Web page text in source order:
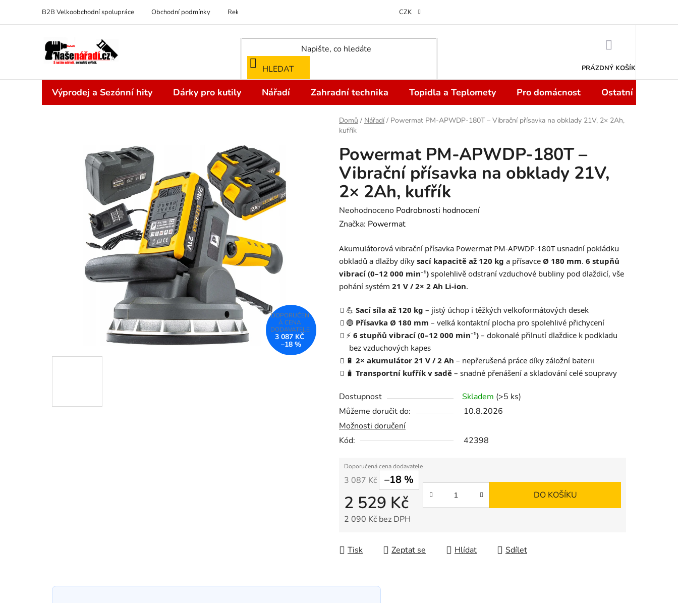
obsah
B2B Velkoobchodní spolupráce Obchodní podmínky Reklamace Odstoupení od kupní smlouvy do 14 dní
CZK
HLEDAT PRÁZDNÝ KOŠÍK
Výprodej a Sezónní hity Dárky pro kutily Nářadí Zahradní technika Topidla a Teplomety Pro domácnost Ostatní
Domů / Nářadí / Powermat PM-APWDP-180T – Vibrační přísavka na obklady 21V, 2× 2Ah,
kufřík
Powermat PM-APWDP-180T –
Vibrační přísavka na obklady 21V,
2× 2Ah, kufřík
Průměrné
hodnocení
je
0,0
z
5
hvězdiček.
Neohodnoceno Podrobnosti hodnocení
Značka: Powermat
Akumulátorová vibrační přísavka Powermat PM-APWDP-180T usnadní pokládku
obkladů a dlažby díky sací kapacitě až 120 kg a přísavce Ø 180 mm. 6 stupňů
vibrací (0–12 000 min⁻¹) spolehlivě odstraní vzduchové bubliny pod dlaždicí, vše
pohání systém 21 V / 2× 2 Ah Li-ion.
💪 Sací síla až 120 kg – jistý úchop i těžkých velkoformátových desek
🔵 Přísavka Ø 180 mm – velká kontaktní plocha pro spolehlivé přichycení
⚡ 6 stupňů vibrací (0–12 000 min⁻¹) – dokonalé přilnutí dlaždice k podkladu
bez vzduchových kapes
🔋 2× akumulátor 21 V / 2 Ah – nepřerušená práce díky záložní baterii
🧳 Transportní kufřík v sadě – snadné přenášení a skladování celé soupravy
Dostupnost Skladem (>5 ks)
Můžeme doručit do:
10.8.2026
Možnosti doručení
Kód:
42398
3 087 Kč –18 %
2 529 Kč
2 090 Kč bez DPH
DO KOŠÍKU
Tisk Zeptat se Hlídat Sdílet
3 087 KČ
–18 %